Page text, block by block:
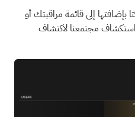
بإضافتها إلىقائمة مراقبتكأو
مجتمعنا لاكتشاف